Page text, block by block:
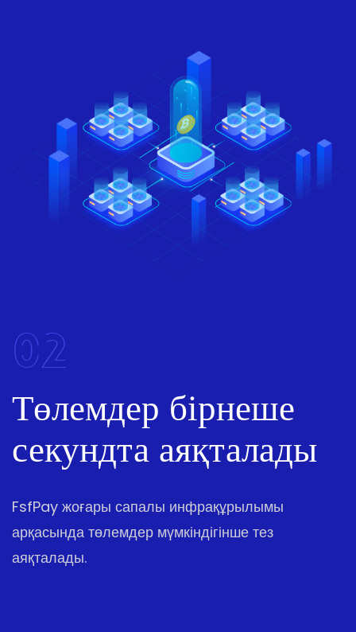
02
Төлемдер бірнеше
секундта аяқталады
FsfPay жоғары сапалы инфрақұрылымы
арқасында төлемдер мүмкіндігінше тез
аяқталады.